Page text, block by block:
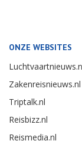
ONZE WEBSITES
Zakenreisnieuws.nl
Triptalk.nl
Reisbizz.nl
Reismedia.nl